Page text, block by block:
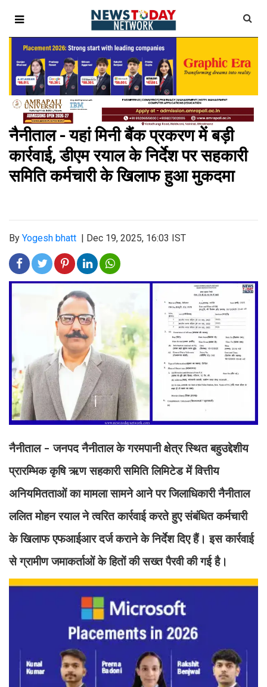
नैनीताल - यहां मिनी बैंक प्रकरण में बड़ी
कार्रवाई, डीएम रयाल के निर्देश पर सहकारी
समिति कर्मचारी के खिलाफ हुआ मुकदमा
By Yogesh bhatt Dec 19, 2025, 16:03 IST
नैनीताल - जनपद नैनीताल के गरमपानी क्षेत्र स्थित बहुउद्देशीय
प्रारम्भिक कृषि ऋण सहकारी समिति लिमिटेड में वित्तीय
अनियमितताओं का मामला सामने आने पर जिलाधिकारी नैनीताल
ललित मोहन रयाल ने त्वरित कार्रवाई करते हुए संबंधित कर्मचारी
के खिलाफ एफआईआर दर्ज कराने के निर्देश दिए हैं। इस कार्रवाई
से ग्रामीण जमाकर्ताओं के हितों की सख्त पैरवी की गई है।